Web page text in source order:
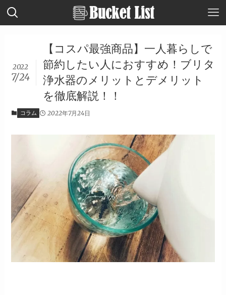
【コスパ最強商品】一人暮らしで
節約したい人におすすめ！ブリタ
浄水器のメリットとデメリット
を徹底解説！！
2022
7/24
コラム 2022年7月24日